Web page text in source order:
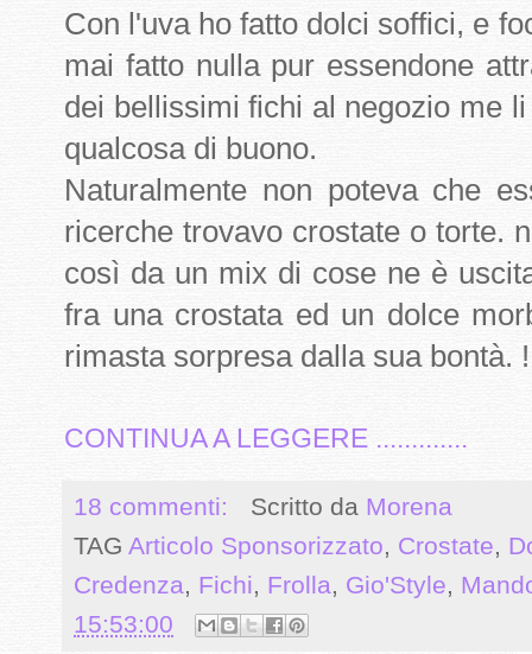
Con l'uva ho fatto dolci soffici, e
mai fatto nulla pur essendone
dei bellissimi fichi al negozio me
qualcosa di buono.
Naturalmente non poteva che
ricerche trovavo crostate o torte.
così da un mix di cose ne è
fra una crostata ed un dolce
rimasta sorpresa dalla sua bontà.
CONTINUA A LEGGERE .............
18 commenti: Scritto da Morena
TAG Articolo Sponsorizzato, Crostate,
Credenza, Fichi, Frolla, Gio'Style,
15:53:00